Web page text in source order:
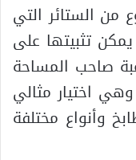
من الستائر التي
تثبيتها على
صاحب المساحة
اختيار مثالي
وأنواع مختلفة